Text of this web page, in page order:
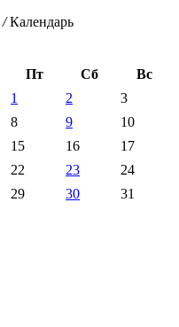
/Календарь
Пт Сб
Вс
1 2
3
8 9
10
15 16
17
22 23
24
29 30 31